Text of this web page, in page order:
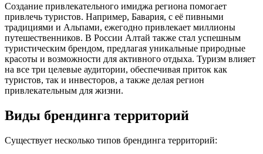
Создание привлекательного имиджа региона помогает
привлечь туристов. Например, Бавария, с её пивными
традициями и Альпами, ежегодно привлекает миллионы
путешественников. В России Алтай также стал успешным
туристическим брендом, предлагая уникальные природные
красоты и возможности для активного отдыха. Туризм влияет
на все три целевые аудитории, обеспечивая приток как
туристов, так и инвесторов, а также делая регион
привлекательным для жизни.
Виды брендинга территорий
Существует несколько типов брендинга территорий: